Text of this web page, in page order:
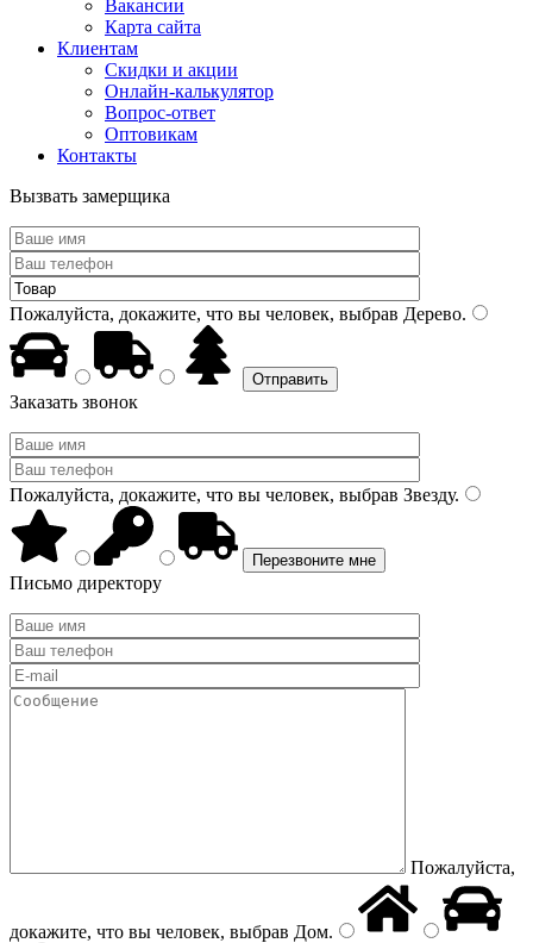
Вакансии
Карта сайта
Клиентам
Скидки и акции
Онлайн-калькулятор
Вопрос-ответ
Оптовикам
Контакты
Вызвать замерщика
Пожалуйста, докажите, что вы человек, выбрав Дерево.
Заказать звонок
Пожалуйста, докажите, что вы человек, выбрав Звезду.
Письмо директору
Пожалуйста,
докажите, что вы человек, выбрав Дом.